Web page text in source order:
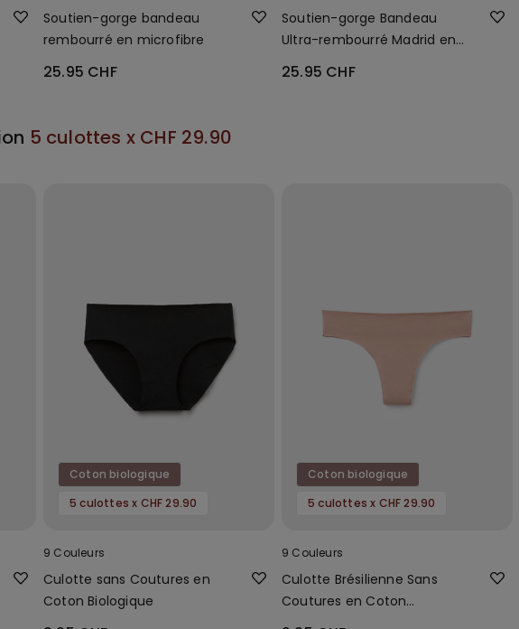
Soutien-gorge bandeau
rembourré en microfibre
25.95 CHF
Soutien-gorge Bandeau
Ultra-rembourré Madrid en
25.95 CHF
5 culottes x CHF 29.90
Coton biologique
5 culottes x CHF 29.90
9 Couleurs
Culotte sans Coutures en
Coton Biologique
Coton biologique
5 culottes x CHF 29.90
9 Couleurs
Culotte Brésilienne Sans
Coutures en Coton